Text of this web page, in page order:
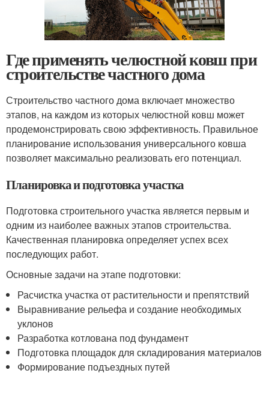
Где применять челюстной ковш при
строительстве частного дома
Строительство частного дома включает множество
этапов, на каждом из которых челюстной ковш может
продемонстрировать свою эффективность. Правильное
планирование использования универсального ковша
позволяет максимально реализовать его потенциал.
Планировка и подготовка участка
Подготовка строительного участка является первым и
одним из наиболее важных этапов строительства.
Качественная планировка определяет успех всех
последующих работ.
Основные задачи на этапе подготовки:
Расчистка участка от растительности и препятствий
Выравнивание рельефа и создание необходимых
уклонов
Разработка котлована под фундамент
Подготовка площадок для складирования материалов
Формирование подъездных путей